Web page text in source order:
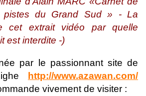
du Grand Sud » - La
cet extrait vidéo par quelle
est interdite -)
par le passionnant site de
http://www.azawan.com/
vivement de visiter :